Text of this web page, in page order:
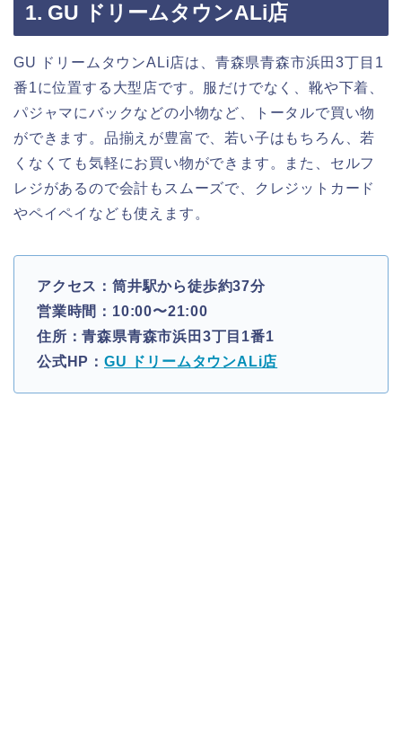
1. GU ドリームタウンALi店
GU ドリームタウンALi店は、青森県青森市浜田3丁目1
番1に位置する大型店です。服だけでなく、靴や下着、
パジャマにバックなどの小物など、トータルで買い物
ができます。品揃えが豊富で、若い子はもちろん、若
くなくても気軽にお買い物ができます。また、セルフ
レジがあるので会計もスムーズで、クレジットカード
やペイペイなども使えます。
アクセス：筒井駅から徒歩約37分
営業時間：10:00〜21:00
住所：青森県青森市浜田3丁目1番1
公式HP： GU ドリームタウンALi店